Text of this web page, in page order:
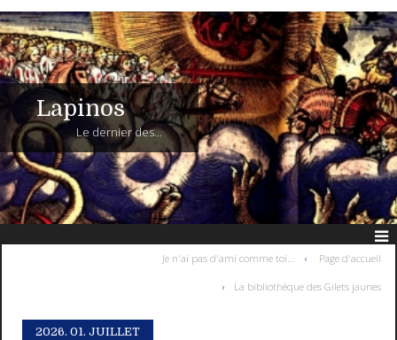
Lapinos
Le dernier des...
Je n'ai pas d'ami comme toi... Page d'accueil
La bibliothèque des Gilets jaunes
2026. 01. JUILLET